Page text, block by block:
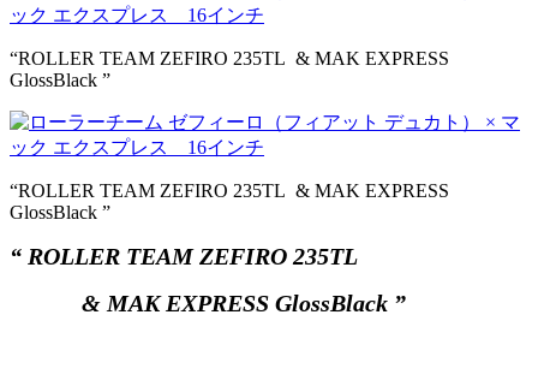
“ROLLER TEAM ZEFIRO 235TL & MAK EXPRESS
GlossBlack ”
“ROLLER TEAM ZEFIRO 235TL & MAK EXPRESS
GlossBlack ”
“ ROLLER TEAM ZEFIRO 235TL
& MAK EXPRESS GlossBlack ”